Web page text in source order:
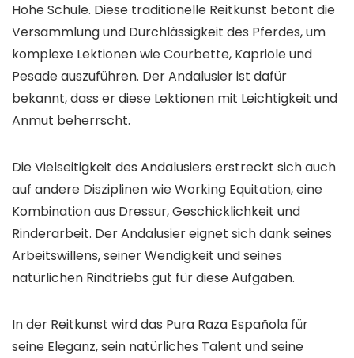
Hohe Schule. Diese traditionelle Reitkunst betont die
Versammlung und Durchlässigkeit des Pferdes, um
komplexe Lektionen wie Courbette, Kapriole und
Pesade auszuführen. Der Andalusier ist dafür
bekannt, dass er diese Lektionen mit Leichtigkeit und
Anmut beherrscht.
Die Vielseitigkeit des Andalusiers erstreckt sich auch
auf andere Disziplinen wie Working Equitation, eine
Kombination aus Dressur, Geschicklichkeit und
Rinderarbeit. Der Andalusier eignet sich dank seines
Arbeitswillens, seiner Wendigkeit und seines
natürlichen Rindtriebs gut für diese Aufgaben.
In der Reitkunst wird das Pura Raza Española für
seine Eleganz, sein natürliches Talent und seine